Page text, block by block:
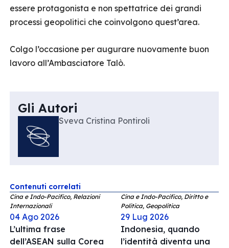
essere protagonista e non spettatrice dei grandi
processi geopolitici che coinvolgono quest’area.
Colgo l’occasione per augurare nuovamente buon
lavoro all’Ambasciatore Talò.
Gli Autori
Sveva Cristina Pontiroli
Contenuti correlati
Cina e Indo-Pacifico, Relazioni
Internazionali
04 Ago 2026
L’ultima frase
dell’ASEAN sulla Corea
Cina e Indo-Pacifico, Diritto e
Politica, Geopolitica
29 Lug 2026
Indonesia, quando
l’identità diventa una